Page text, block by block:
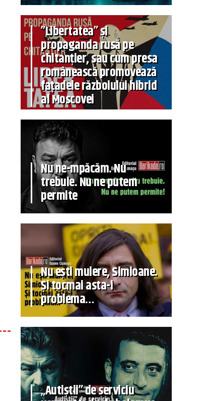
”Libertatea” și
propaganda rusă pe
chitanțier, sau cum presa
românească promovează
fațadele războiului hibrid
al Moscovei
Nu ne-mpăcăm. Nu
trebuie. Nu ne putem
permite
Nu ești muiere, Simioane.
Și tocmai asta-i
problema…
„Autiștii” de serviciu